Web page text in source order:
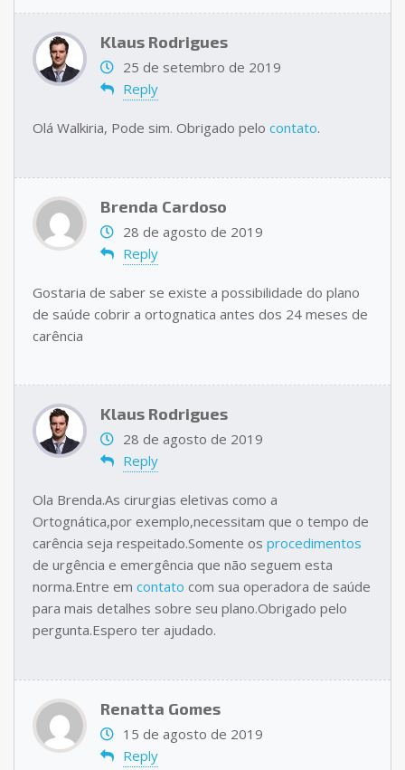
Klaus Rodrigues
25 de setembro de 2019
Reply
Olá Walkiria, Pode sim. Obrigado pelo contato.
Brenda Cardoso
28 de agosto de 2019
Reply
Gostaria de saber se existe a possibilidade do plano
de saúde cobrir a ortognatica antes dos 24 meses de
carência
Klaus Rodrigues
28 de agosto de 2019
Reply
Ola Brenda.As cirurgias eletivas como a
Ortognática,por exemplo,necessitam que o tempo de
carência seja respeitado.Somente os procedimentos
de urgência e emergência que não seguem esta
norma.Entre em contato com sua operadora de saúde
para mais detalhes sobre seu plano.Obrigado pelo
pergunta.Espero ter ajudado.
Renatta Gomes
15 de agosto de 2019
Reply